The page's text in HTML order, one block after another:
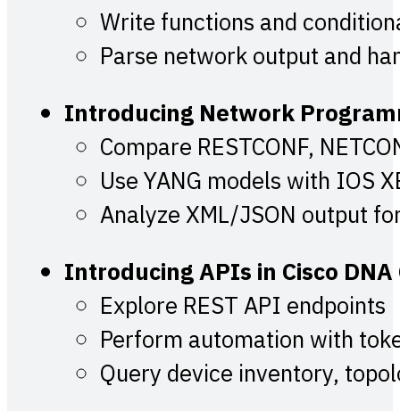
Write functions and
Parse network output and
Introducing Network
Compare RESTCONF,
Use YANG models with IOS
Analyze XML/JSON output
Introducing APIs in Cisco
Explore REST API endpoints
Perform automation with
Query device inventory,